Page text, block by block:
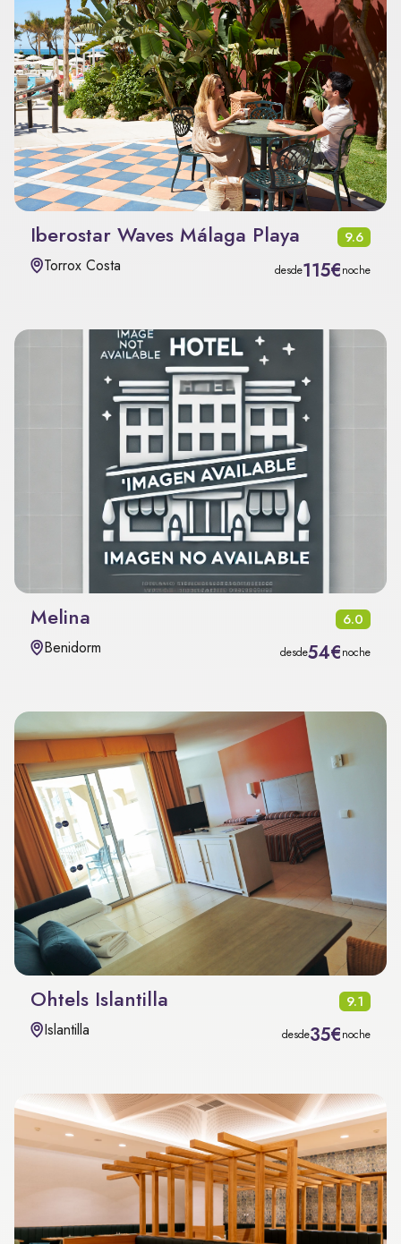
Iberostar Waves Málaga Playa 9.6
Torrox Costa desde115€noche
Melina 6.0
Benidorm desde54€noche
Ohtels Islantilla 9.1
Islantilla desde35€noche